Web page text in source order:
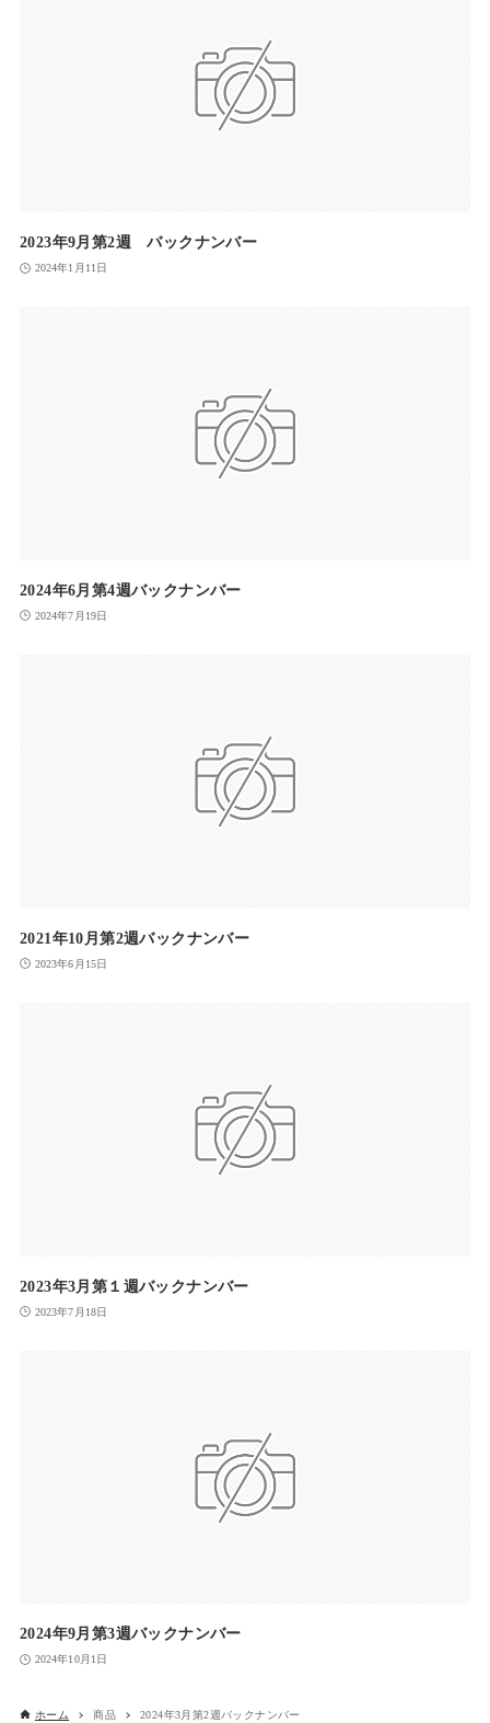
2023年9月第2週 バックナンバー
2024年1月11日
2024年6月第4週バックナンバー
2024年7月19日
2021年10月第2週バックナンバー
2023年6月15日
2023年3月第１週バックナンバー
2023年7月18日
2024年9月第3週バックナンバー
2024年10月1日
ホーム 商品 2024年3月第2週バックナンバー